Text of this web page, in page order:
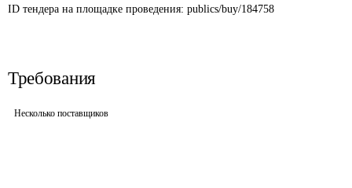
ID тендера на площадке проведения: publics/buy/184758
Требования
Несколько поставщиков